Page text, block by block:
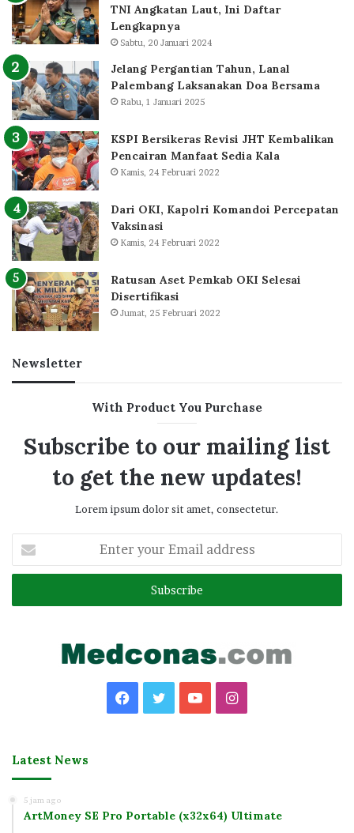
TNI Angkatan Laut, Ini Daftar
Lengkapnya
Sabtu, 20 Januari 2024
Jelang Pergantian Tahun, Lanal
Palembang Laksanakan Doa Bersama
Rabu, 1 Januari 2025
KSPI Bersikeras Revisi JHT Kembalikan
Pencairan Manfaat Sedia Kala
Kamis, 24 Februari 2022
Dari OKI, Kapolri Komandoi Percepatan
Vaksinasi
Kamis, 24 Februari 2022
Ratusan Aset Pemkab OKI Selesai
Disertifikasi
Jumat, 25 Februari 2022
Newsletter
With Product You Purchase
Subscribe to our mailing list
to get the new updates!
Lorem ipsum dolor sit amet, consectetur.
your
Email
Facebook
TwitterYouTubeInstagram
Latest News
5 jam ago
ArtMoney SE Pro Portable (x32x64) Ultimate